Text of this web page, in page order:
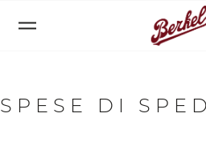
SPESE DI